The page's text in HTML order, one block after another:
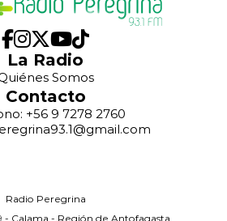
La Radio
Somos
Contacto
+56 9 7278 2760
Radio Peregrina
- Calama - Región de Antofagasta